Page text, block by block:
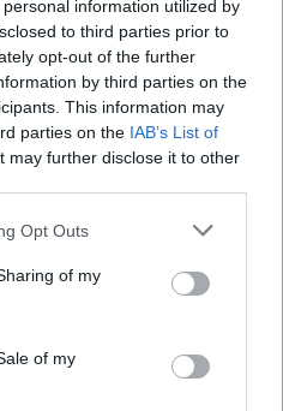
information utilized by
to third parties prior to
opt-out of the further
by third parties on the
This information may
parties on the IAB’s List of
may further disclose it to other
Opt Outs
of my
of my
programba kezdtek a
lekörözzék a kínai LFP-